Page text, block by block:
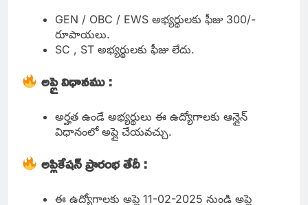
GEN / OBC / EWS అభ్యర్థులకు ఫీజు 300/-
రూపాయలు.
SC , ST అభ్యర్థులకు ఫీజు లేదు.
అప్లై విధానము :
అర్హత ఉండే అభ్యర్థులు ఈ ఉద్యోగాలకు ఆన్లైన్
విధానంలో అప్లై చేయవచ్చు.
అప్లికేషన్ ప్రారంభ తేదీ :
ఈ ఉద్యోగాలకు అప్లై 11-02-2025 నుండి అప్లై